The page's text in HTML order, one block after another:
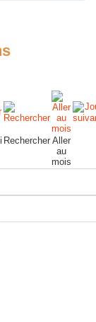
Rechercher Aller
au
mois